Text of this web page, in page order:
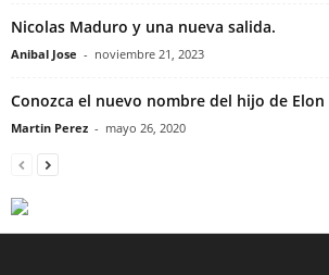
Nicolas Maduro y una nueva salida.
Anibal Jose - noviembre 21, 2023
Conozca el nuevo nombre del hijo de Elon
Martin Perez - mayo 26, 2020